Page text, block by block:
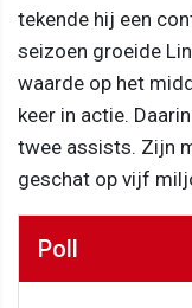
tekende hij een
seizoen groeide
waarde op het
keer in actie.
twee assists. Zijn
geschat op vijf
Poll